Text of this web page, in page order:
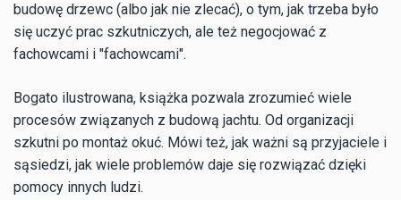
budowę drzewc (albo jak nie zlecać), o tym, jak trzeba było
się uczyć prac szkutniczych, ale też negocjować z
fachowcami i "fachowcami".
Bogato ilustrowana, książka pozwala zrozumieć wiele
procesów związanych z budową jachtu. Od organizacji
szkutni po montaż okuć. Mówi też, jak ważni są przyjaciele i
sąsiedzi, jak wiele problemów daje się rozwiązać dzięki
pomocy innych ludzi.